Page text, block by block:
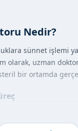
Nedir?
sünnet işlemi
olarak, uzman
bir ortamda
lokal anestezi